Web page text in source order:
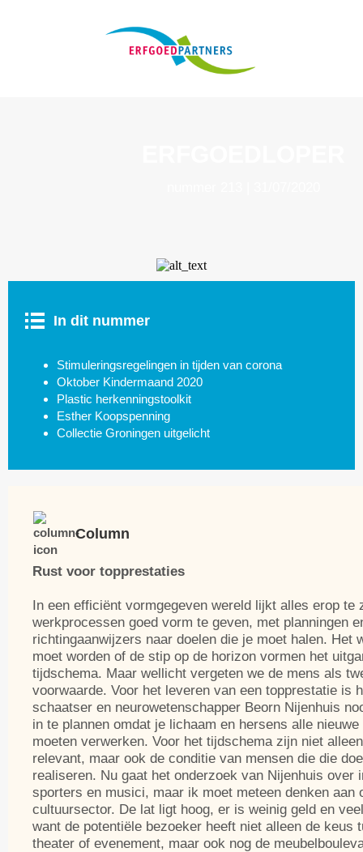
In dit nummer
Stimuleringsregelingen in tijden van corona
Oktober Kindermaand 2020
Plastic herkenningstoolkit
Esther Koopspenning
Collectie Groningen uitgelicht
Column
Rust voor topprestaties
In een efficiënt vormgegeven wereld lijkt alles erop te
werkprocessen goed vorm te geven, met planningen
richtingaanwijzers naar doelen die je moet halen. Het
moet worden of de stip op de horizon vormen het
tijdschema. Maar wellicht vergeten we de mens als
voorwaarde. Voor het leveren van een topprestatie is
schaatser en neurowetenschapper Beorn Nijenhuis
in te plannen omdat je lichaam en hersens alle
moeten verwerken. Voor het tijdschema zijn niet
relevant, maar ook de conditie van mensen die die
realiseren. Nu gaat het onderzoek van Nijenhuis over
sporters en musici, maar ik moet meteen denken aan
cultuursector. De lat ligt hoog, er is weinig geld en
want de potentiële bezoeker heeft niet alleen de keus
theater of evenement, maar ook nog de